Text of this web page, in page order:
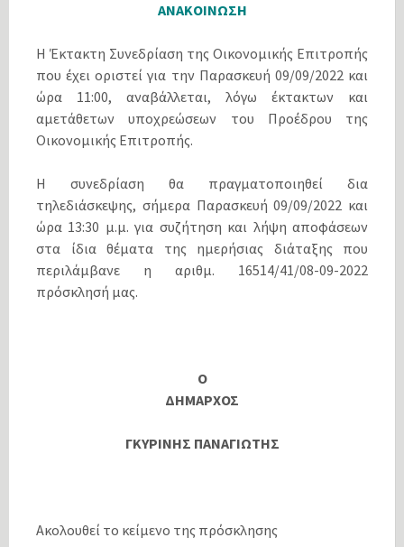
ΑΝΑΚΟΙΝΩΣΗ
Η Έκτακτη Συνεδρίαση της Οικονομικής Επιτροπής
που έχει οριστεί για την Παρασκευή 09/09/2022 και
ώρα 11:00, αναβάλλεται, λόγω έκτακτων και
αμετάθετων υποχρεώσεων του Προέδρου της
Οικονομικής Επιτροπής.
Η συνεδρίαση θα πραγματοποιηθεί δια
τηλεδιάσκεψης, σήμερα Παρασκευή 09/09/2022 και
ώρα 13:30 μ.μ. για συζήτηση και λήψη αποφάσεων
στα ίδια θέματα της ημερήσιας διάταξης που
περιλάμβανε η αριθμ. 16514/41/08-09-2022
πρόσκλησή μας.
Ο
ΔΗΜΑΡΧΟΣ
ΓΚΥΡΙΝΗΣ ΠΑΝΑΓΙΩΤΗΣ
Ακολουθεί το κείμενο της πρόσκλησης